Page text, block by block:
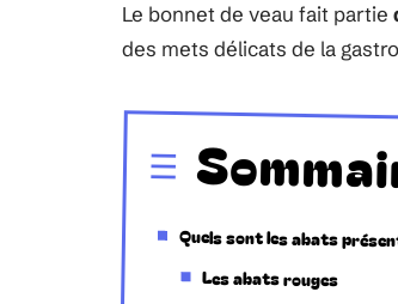
Le bonnet de veau fait partie
des mets délicats de la
Quels sont les abats
Les abats rouges